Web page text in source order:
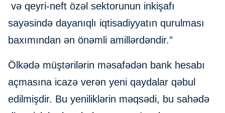
və qeyri-neft özəl sektorunun inkişafı
sayəsində dayanıqlı iqtisadiyyatın qurulması
baxımından ən önəmli amillərdəndir.”
Ölkədə müştərilərin məsafədən bank hesabı
açmasına icazə verən yeni qaydalar qəbul
edilmişdir. Bu yeniliklərin məqsədi, bu sahədə